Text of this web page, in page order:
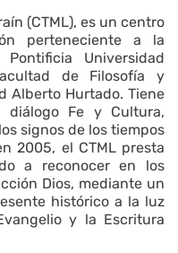
(CTML), es un centro
perteneciente a la
Universidad
de Filosofía y
Alberto Hurtado. Tiene
diálogo Fe y Cultura,
signos de los tiempos
2005, el CTML presta
a reconocer en los
Dios, mediante un
histórico a la luz
y la Escritura